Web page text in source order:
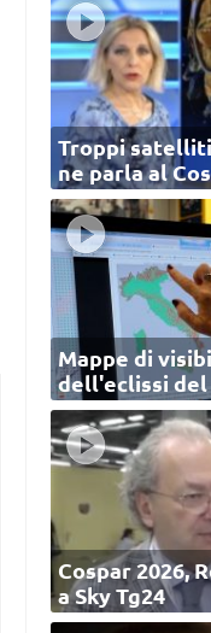
Troppi
ne parla al
Mappe di
dell'eclissi del
Cospar 2026,
a Sky Tg24